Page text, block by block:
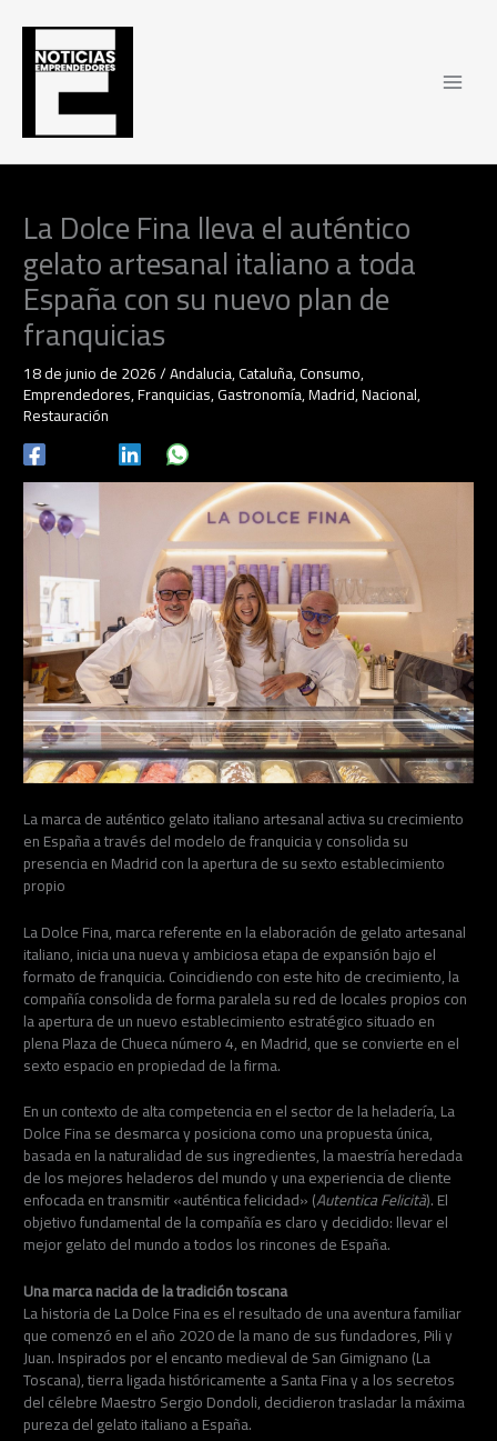
contenido
La Dolce Fina lleva el auténtico
gelato artesanal italiano a toda
España con su nuevo plan de
franquicias
18 de junio de 2026/Andalucia,Cataluña,Consumo,
Emprendedores,Franquicias,Gastronomía,Madrid,Nacional,
Restauración
La marca de auténtico gelato italiano artesanal activa su crecimiento
en España a través del modelo de franquicia y consolida su
presencia en Madrid con la apertura de su sexto establecimiento
propio
La Dolce Fina, marca referente en la elaboración de gelato artesanal
italiano, inicia una nueva y ambiciosa etapa de expansión bajo el
formato de franquicia. Coincidiendo con este hito de crecimiento, la
compañía consolida de forma paralela su red de locales propios con
la apertura de un nuevo establecimiento estratégico situado en
plena Plaza de Chueca número 4, en Madrid, que se convierte en el
sexto espacio en propiedad de la firma.
En un contexto de alta competencia en el sector de la heladería, La
Dolce Fina se desmarca y posiciona como una propuesta única,
basada en la naturalidad de sus ingredientes, la maestría heredada
de los mejores heladeros del mundo y una experiencia de cliente
enfocada en transmitir «auténtica felicidad» (Autentica Felicità). El
objetivo fundamental de la compañía es claro y decidido: llevar el
mejor gelato del mundo a todos los rincones de España.
Una marca nacida de la tradición toscana
La historia de La Dolce Fina es el resultado de una aventura familiar
que comenzó en el año 2020 de la mano de sus fundadores, Pili y
Juan. Inspirados por el encanto medieval de San Gimignano (La
Toscana), tierra ligada históricamente a Santa Fina y a los secretos
del célebre Maestro Sergio Dondoli, decidieron trasladar la máxima
pureza del gelato italiano a España.